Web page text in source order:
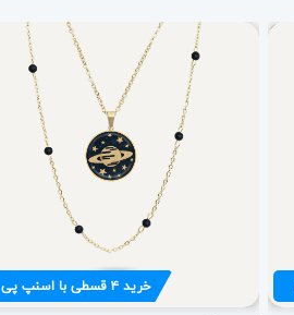
خرید۴قسطی با اسنپ پی